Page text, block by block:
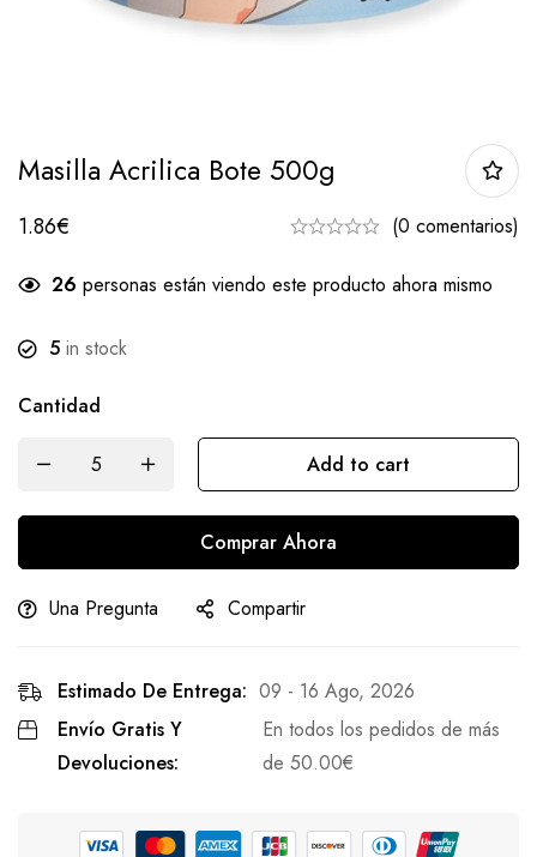
Masilla Acrilica Bote 500g
1.86€ (0 comentarios)
26 personas están viendo este producto ahora mismo
5 in stock
Cantidad
Add to cart
Comprar Ahora
Una Pregunta Compartir
Estimado De Entrega: 09 - 16 Ago, 2026
Envío Gratis Y
Devoluciones:
En todos los pedidos de más
de50.00€